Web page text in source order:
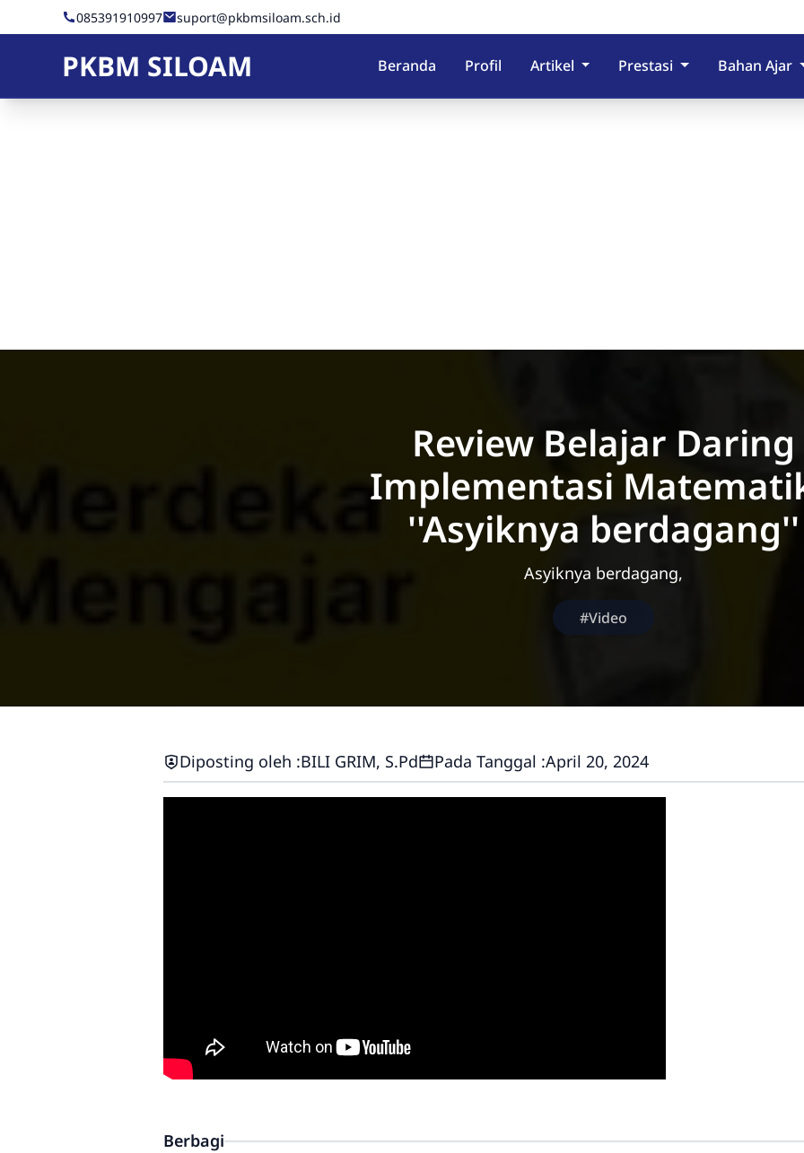
Skip to Content085391910997 suport@pkbmsiloam.sch.id
PKBM SILOAM Beranda Profil Artikel Prestasi Bahan Ajar
Review Belajar Daring
Implementasi
''Asyiknya berdagang''
Asyiknya berdagang,
#Video
Diposting oleh :BILI GRIM, S.Pd Pada Tanggal :April 20, 2024
Berbagi